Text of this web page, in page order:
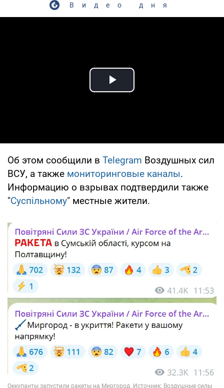
Видео дня
Play Video
Об этом сообщили в Telegram Воздушных сил
ВСУ, а также мониторинговые каналы.
Информацию о взрывах подтвердили также
"Суспільному" местные жители.